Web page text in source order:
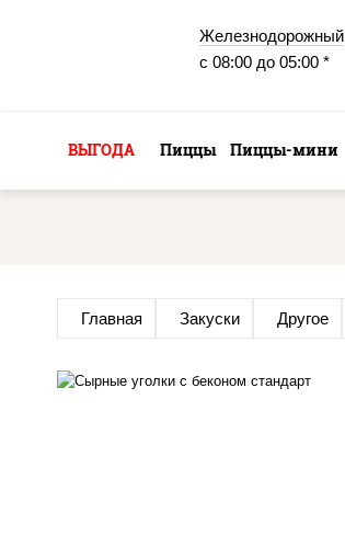
Железнодорожный
с 08:00 до 05:00 *
ВЫГОДА Пиццы Пиццы-мини
Главная Закуски Другое